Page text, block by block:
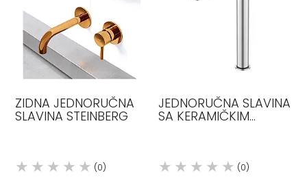
ZIDNA JEDNORUČNA
SLAVINA STEINBERG
(0)
JEDNORUČNA SLAVINA
SA KERAMIČKIM
(0)